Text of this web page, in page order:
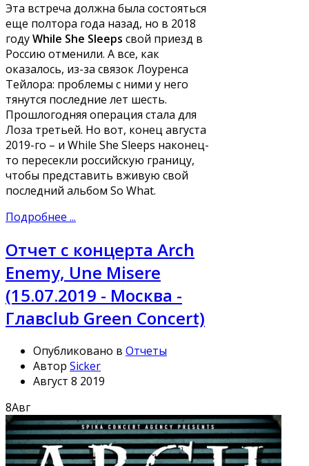
Эта встреча должна была состояться
еще полтора года назад, но в 2018
годуWhile She Sleeps свой приезд в
Россию отменили. А все, как
оказалось, из-за связок Лоуренса
Тейлора: проблемы с ними у него
тянутся последние лет шесть.
Прошлогодняя операция стала для
Лоза третьей. Но вот, конец августа
2019-го – и While She Sleeps наконец-
то пересекли российскую границу,
чтобы представить вживую свой
последний альбом So What.
Подробнее ...
Отчет с концерта Arch
Enemy, Une Misere
(15.07.2019 - Москва -
Главclub Green Concert)
Опубликовано в Отчеты
Автор Sicker
Август 8 2019
8Авг